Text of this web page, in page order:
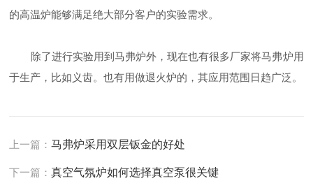
的高温炉能够满足绝大部分客户的实验需求。
除了进行实验用到马弗炉外，现在也有很多厂家将马弗炉用
于生产，比如义齿。也有用做退火炉的，其应用范围日趋广泛。
上一篇：马弗炉采用双层钣金的好处
下一篇：真空气氛炉如何选择真空泵很关键